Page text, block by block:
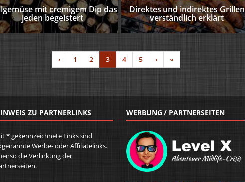
mit cremigem Dip das
jeden begeistert
Direktes und indirektes Grillen
verständlich erklärt
‹ 1 2 3 4 5 › »
ZU PARTNERLINKS
* gekennzeichnete Links sind
Werbe- oder Affiliatelinks.
die Verlinkung der
WERBUNG / PARTNERSEITEN